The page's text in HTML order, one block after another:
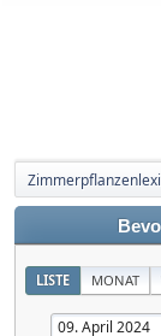
LISTE MONAT